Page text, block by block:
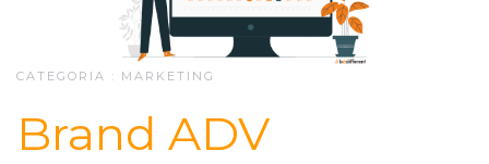
CATEGORIA : MARKETING
Brand ADV